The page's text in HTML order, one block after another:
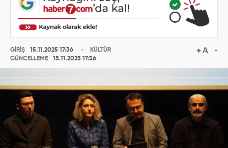
GİRİŞ
15.11.2025 17:36
GÜNCELLEME
15.11.2025 17:36
KÜLTÜR